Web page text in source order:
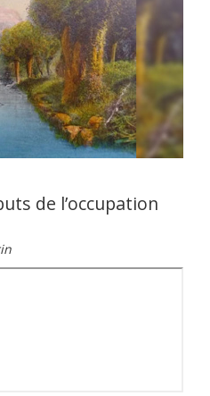
de l’occupation